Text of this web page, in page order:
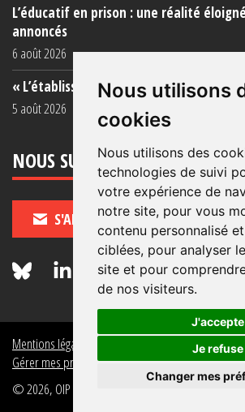
Nous utilisons
cookies
Nous utilisons des
technologies de suivi
votre expérience de
notre site, pour vous
contenu personnalisé
ciblées, pour analyser
site et pour
de nos visiteurs.
J'accepte
Je refuse
Changer mes
L’éducatif en prison : une réalité
annoncés
6 août 2026
« L’établissement est une porcherie
5 août 2026
NOUS SUIVRE
S'ABONNER
Mentions légales
Politique de
Gérer mes préférences de données personnelles
© 2026, OIP Section FR